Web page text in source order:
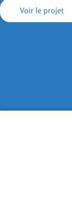
Voir le projet